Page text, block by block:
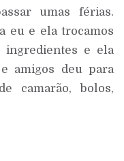
umas férias.
eu e ela trocamos
ingredientes e ela
amigos deu para
camarão, bolos,